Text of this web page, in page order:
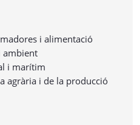
i alimentació
ambient
i marítim
agrària i de la producció